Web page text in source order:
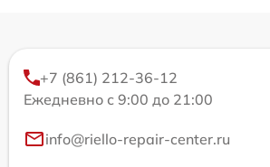
+7 (861) 212-36-12
Ежедневно с 9:00 до 21:00
info@riello-repair-center.ru